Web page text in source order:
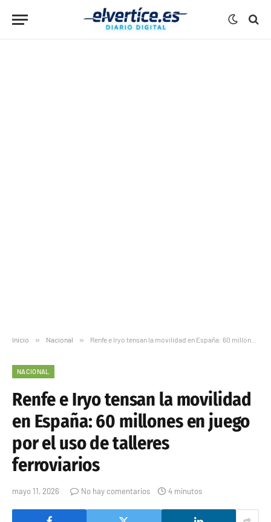
Inicio » Nacional » Renfe e Iryo tensan la movilidad en España: 60 millones en juego por el uso de talleres ferroviarios
NACIONAL
Renfe e Iryo tensan la movilidad
en España: 60 millones en juego
por el uso de talleres
ferroviarios
mayo 11, 2026 No hay comentarios 4 minutos